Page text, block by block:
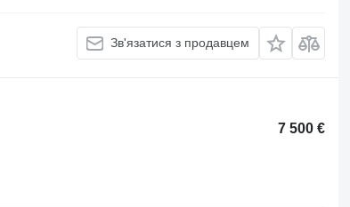
Зв'язатися з продавцем
7 500 €